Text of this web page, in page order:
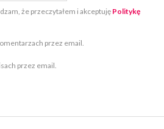
że przeczytałem i akceptuję Politykę
przez email.
przez email.